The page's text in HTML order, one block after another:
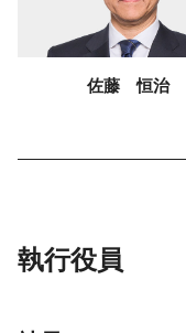
佐藤 恒治
執行役員